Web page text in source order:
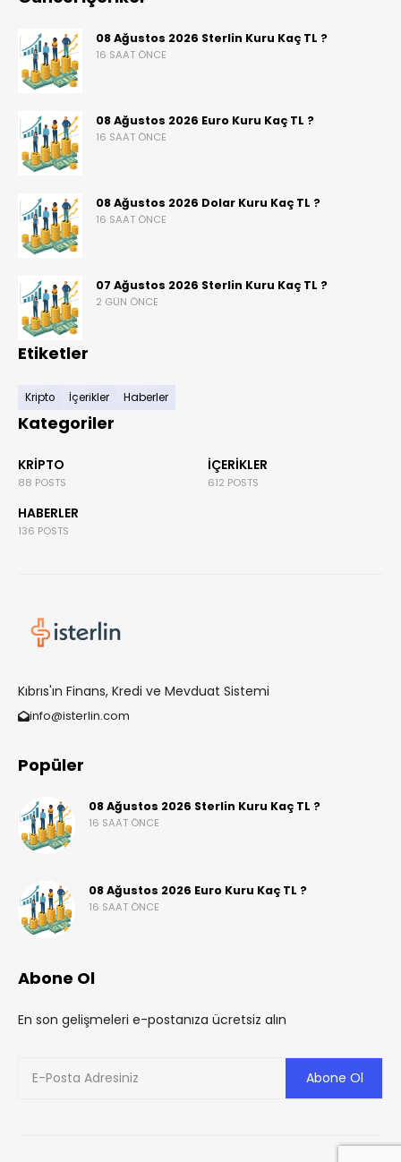
08 Ağustos 2026 Sterlin Kuru Kaç TL ?
16 SAAT ÖNCE
08 Ağustos 2026 Euro Kuru Kaç TL ?
16 SAAT ÖNCE
08 Ağustos 2026 Dolar Kuru Kaç TL ?
16 SAAT ÖNCE
07 Ağustos 2026 Sterlin Kuru Kaç TL ?
2 GÜN ÖNCE
Etiketler
Kripto İçerikler Haberler
Kategoriler
KRIPTO
88 POSTS
İÇERIKLER
612 POSTS
HABERLER
136 POSTS
Kıbrıs'ın Finans, Kredi ve Mevduat Sistemi
info@isterlin.com
Popüler
08 Ağustos 2026 Sterlin Kuru Kaç TL ?
16 SAAT ÖNCE
08 Ağustos 2026 Euro Kuru Kaç TL ?
16 SAAT ÖNCE
Abone Ol
En son gelişmeleri e-postanıza ücretsiz alın